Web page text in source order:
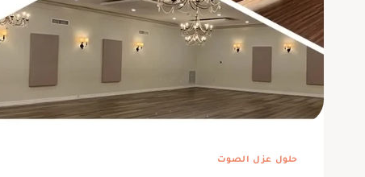
حلول عزل الصوت